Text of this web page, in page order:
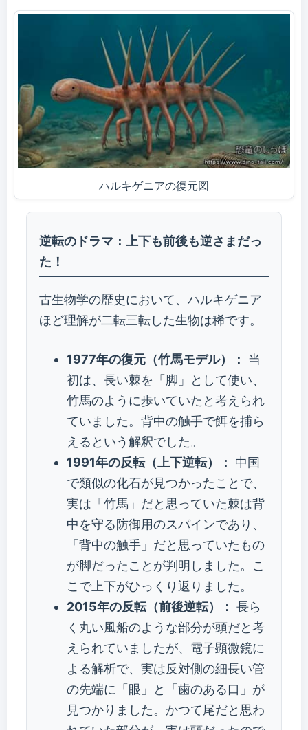
ハルキゲニアの復元図
逆転のドラマ：上下も前後も逆さまだっ
た！
古生物学の歴史において、ハルキゲニア
ほど理解が二転三転した生物は稀です。
1977年の復元（竹馬モデル）：
当
初は、長い棘を「脚」として使い、
竹馬のように歩いていたと考えられ
ていました。背中の触手で餌を捕ら
えるという解釈でした。
1991年の反転（上下逆転）：
中国
で類似の化石が見つかったことで、
実は「竹馬」だと思っていた棘は背
中を守る防御用のスパインであり、
「背中の触手」だと思っていたもの
が脚だったことが判明しました。こ
こで上下がひっくり返りました。
2015年の反転（前後逆転）： 長ら
く丸い風船のような部分が頭だと考
えられていましたが、電子顕微鏡に
よる解析で、実は反対側の細長い管
の先端に「眼」と「歯のある口」が
見つかりました。かつて尾だと思わ